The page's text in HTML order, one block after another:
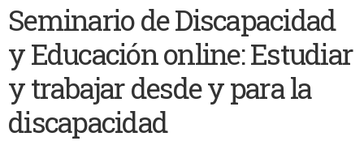
Seminario de Discapacidad
y Educación online: Estudiar
y trabajar desde y para la
discapacidad